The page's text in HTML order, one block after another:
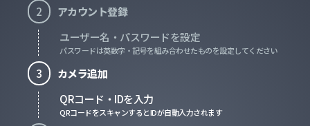
2
アカウント登録
ユーザー名・パスワードを設定
パスワードは英数字・記号を組み合わせたものを設定してください
3
カメラ追加
QRコード・IDを入力
QRコードをスキャンするとIDが自動入力されます